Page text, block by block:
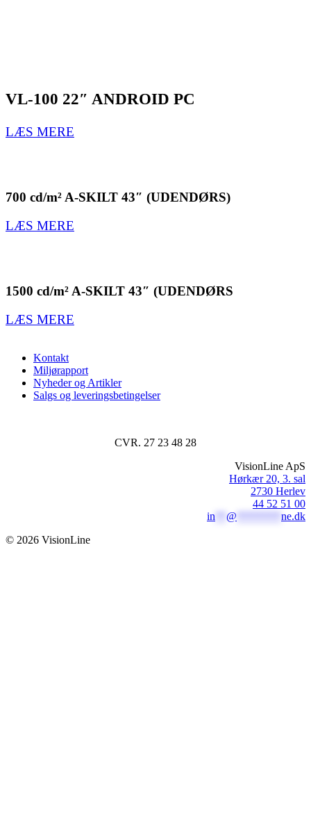
VL-100 22″ ANDROID PC
LÆS MERE
700 cd/m² A-SKILT 43″ (UDENDØRS)
LÆS MERE
1500 cd/m² A-SKILT 43″ (UDENDØRS
LÆS MERE
Kontakt
Miljørapport
Nyheder og Artikler
Salgs og leveringsbetingelser
CVR. 27 23 48 28
VisionLine ApS
Hørkær 20, 3. sal
2730 Herlev
44 52 51 00
in
@
ne.dk
© 2026 VisionLine